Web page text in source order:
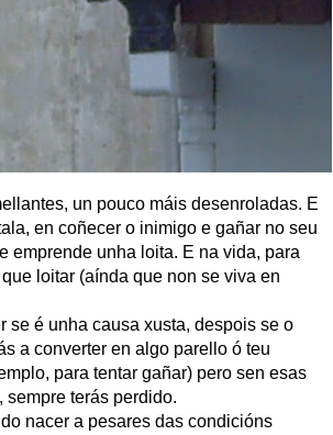
un pouco máis desenroladas. E
en coñecer o inimigo e gañar no seu
emprende unha loita. E na vida, para
loitar (aínda que non se viva en
se é unha causa xusta, despois se o
a converter en algo parello ó teu
para tentar gañar) pero sen esas
terás perdido.
nacer a pesares das condicións